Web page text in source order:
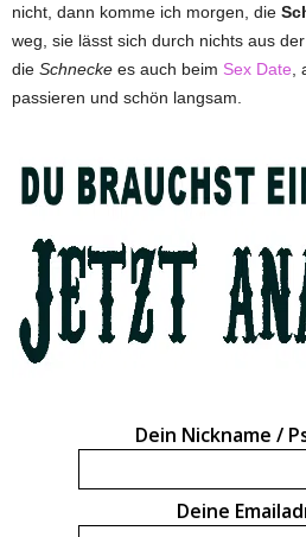
nicht, dann komme ich morgen, die
weg, sie lässt sich durch nichts aus
die Schnecke es auch beim Sex Date,
passieren und schön langsam.
Dein Nickname /
Deine